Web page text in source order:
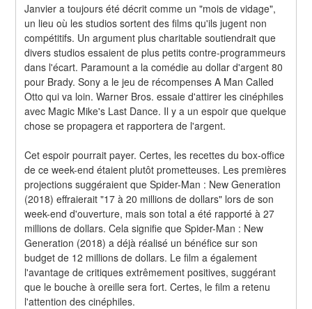
Janvier a toujours été décrit comme un "mois de vidage",
un lieu où les studios sortent des films qu'ils jugent non
compétitifs. Un argument plus charitable soutiendrait que
divers studios essaient de plus petits contre-programmeurs
dans l'écart. Paramount a la comédie au dollar d'argent 80
pour Brady. Sony a le jeu de récompenses A Man Called
Otto qui va loin. Warner Bros. essaie d'attirer les cinéphiles
avec Magic Mike's Last Dance. Il y a un espoir que quelque
chose se propagera et rapportera de l'argent.
Cet espoir pourrait payer. Certes, les recettes du box-office
de ce week-end étaient plutôt prometteuses. Les premières
projections suggéraient que Spider-Man : New Generation
(2018) effraierait "17 à 20 millions de dollars" lors de son
week-end d'ouverture, mais son total a été rapporté à 27
millions de dollars. Cela signifie que Spider-Man : New
Generation (2018) a déjà réalisé un bénéfice sur son
budget de 12 millions de dollars. Le film a également
l'avantage de critiques extrêmement positives, suggérant
que le bouche à oreille sera fort. Certes, le film a retenu
l'attention des cinéphiles.